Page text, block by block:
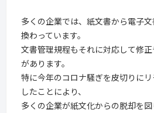
多くの企業では、紙文書から電子
換わっています。
文書管理規程もそれに対応して修
があります。
特に今年のコロナ騒ぎを皮切りに
したことにより、
多くの企業が紙文化からの脱却を